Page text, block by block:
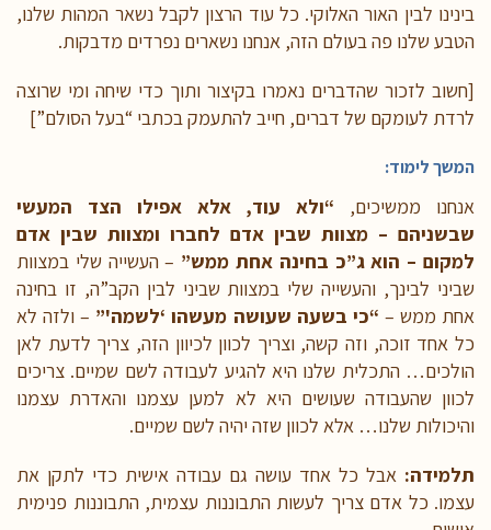
בינינו לבין האור האלוקי. כל עוד הרצון לקבל נשאר המהות שלנו,
הטבע שלנו פה בעולם הזה, אנחנו נשארים נפרדים מדבקות.
[חשוב לזכור שהדברים נאמרו בקיצור ותוך כדי שיחה ומי שרוצה
לרדת לעומקם של דברים, חייב להתעמק בכתבי “בעל הסולם”]
המשך לימוד:
אנחנו ממשיכים, “ולא עוד, אלא אפילו הצד המעשי
שבשניהם – מצוות שבין אדם לחברו ומצוות שבין אדם
למקום – הוא ג”כ בחינה אחת ממש” – העשייה שלי במצוות
שביני לבינך, והעשייה שלי במצוות שביני לבין הקב”ה, זו בחינה
אחת ממש – “כי בשעה שעושה מעשהו ‘לשמה'” – ולזה לא
כל אחד זוכה, וזה קשה, וצריך לכוון לכיוון הזה, צריך לדעת לאן
הולכים… התכלית שלנו היא להגיע לעבודה לשם שמיים. צריכים
לכוון שהעבודה שעושים היא לא למען עצמנו והאדרת עצמנו
והיכולות שלנו… אלא לכוון שזה יהיה לשם שמיים.
תלמידה: אבל כל אחד עושה גם עבודה אישית כדי לתקן את
עצמו. כל אדם צריך לעשות התבוננות עצמית, התבוננות פנימית